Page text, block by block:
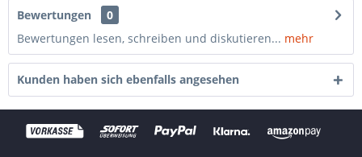
Bewertungen
0
Bewertungen lesen, schreiben und diskutieren... mehr
Kunden haben sich ebenfalls angesehen